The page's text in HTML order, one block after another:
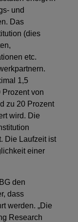
und
Das
(dies
etc.
1,5
Prozent von
zu 20 Prozent
wird. Die
Die Laufzeit ist
einer
den
dass
werden. „Die
Research